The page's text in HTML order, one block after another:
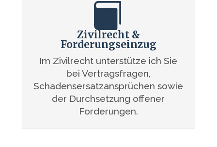

Zivilrecht &
Forderungseinzug
Im Zivilrecht unterstütze ich Sie
bei Vertragsfragen,
Schadensersatzansprüchen sowie
der Durchsetzung offener
Forderungen.